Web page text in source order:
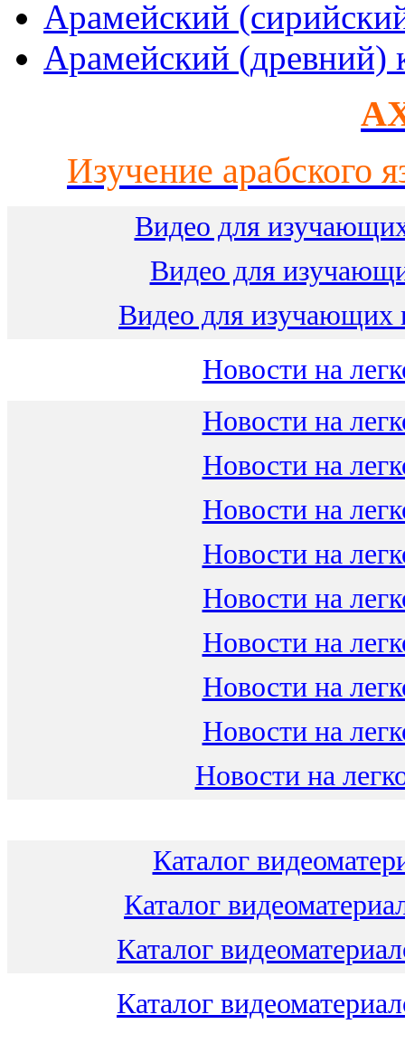
Арамейский
Арамейский (древний)
Изучение арабского
Видео для
Видео для
Видео для изучающих
Новости на
Новости на
Новости на
Новости на
Новости на
Новости на
Новости на
Новости на
Новости на
Новости на
Каталог
Каталог
Каталог
Каталог